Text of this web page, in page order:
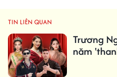
TIN LIÊN QUAN
Trương
năm